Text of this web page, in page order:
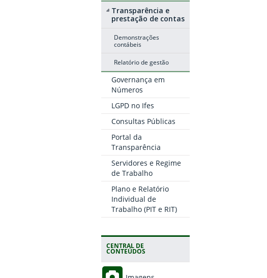
Transparência e
prestação de contas
Demonstrações
contábeis
Relatório de gestão
Governança em
Números
LGPD no Ifes
Consultas Públicas
Portal da
Transparência
Servidores e Regime
de Trabalho
Plano e Relatório
Individual de
Trabalho (PIT e RIT)
CENTRAL DE
CONTEÚDOS